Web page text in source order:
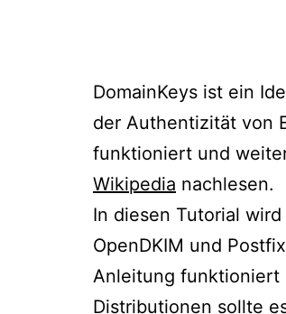
DomainKeys ist ein
der Authentizität von
funktioniert und
Wikipedia nachlesen.
In diesen Tutorial
OpenDKIM und
Anleitung funktioniert
Distributionen sollte